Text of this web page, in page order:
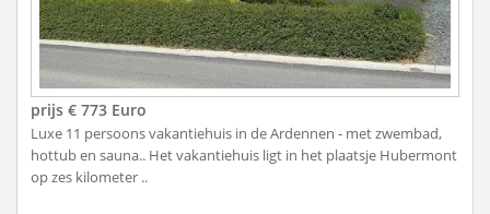
prijs € 773 Euro
Luxe 11 persoons vakantiehuis in de Ardennen - met zwembad,
hottub en sauna.. Het vakantiehuis ligt in het plaatsje Hubermont
op zes kilometer ..